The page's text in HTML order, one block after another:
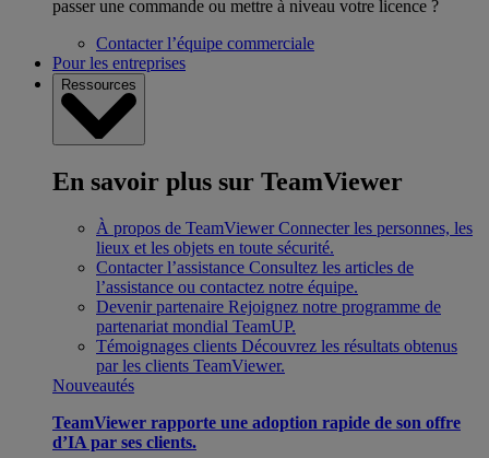
passer une commande ou mettre à niveau votre licence ?
Contacter l’équipe commerciale
Pour les entreprises
Ressources
En savoir plus sur TeamViewer
À propos de TeamViewer Connecter les personnes, les
lieux et les objets en toute sécurité.
Contacter l’assistance Consultez les articles de
l’assistance ou contactez notre équipe.
Devenir partenaire Rejoignez notre programme de
partenariat mondial TeamUP.
Témoignages clients Découvrez les résultats obtenus
par les clients TeamViewer.
Nouveautés
TeamViewer rapporte une adoption rapide de son offre
d’IA par ses clients.